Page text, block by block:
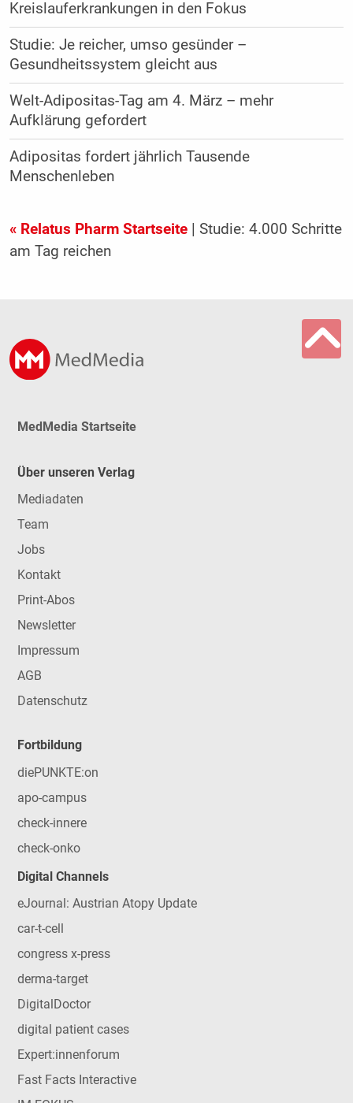
Kreislauferkrankungen in den Fokus
Studie: Je reicher, umso gesünder –
Gesundheitssystem gleicht aus
Welt-Adipositas-Tag am 4. März – mehr
Aufklärung gefordert
Adipositas fordert jährlich Tausende
Menschenleben
« Relatus Pharm Startseite| Studie: 4.000 Schritte
am Tag reichen
MedMedia Startseite
Über unseren Verlag
Mediadaten
Team
Jobs
Kontakt
Print-Abos
Newsletter
Impressum
AGB
Datenschutz
Fortbildung
diePUNKTE:on
apo-campus
check-innere
check-onko
Digital Channels
eJournal: Austrian Atopy Update
car-t-cell
congress x-press
derma-target
DigitalDoctor
digital patient cases
Expert:innenforum
Fast Facts Interactive